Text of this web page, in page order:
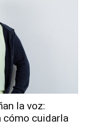
la voz:
cómo cuidarla